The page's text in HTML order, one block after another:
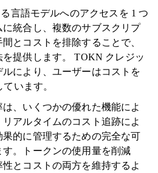
言語モデルへのアクセスを 1 つ
統合し、複数のサブスクリプ
とコストを排除することで、
提供します。 TOKN クレジッ
ルにより、ユーザーはコストを
います。
、いくつかの優れた機能によ
アルタイムのコスト追跡によ
的に管理するための完全な可
。トークンの使用量を削減
とコストの両方を維持するよ